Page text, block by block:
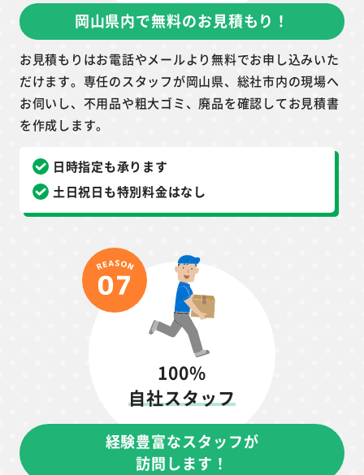
岡山県内で無料のお見積もり！
お見積もりはお電話やメールより無料でお申し込みいた
だけます。専任のスタッフが岡山県、総社市内の現場へ
お伺いし、不用品や粗大ゴミ、廃品を確認してお見積書
を作成します。
日時指定も承ります
土日祝日も特別料金はなし
100%
自社スタッフ
経験豊富なスタッフが
訪問します！